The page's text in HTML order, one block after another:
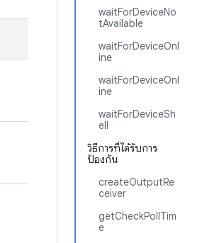
waitForDeviceNo
tAvailable
waitForDeviceOnl
ine
waitForDeviceOnl
ine
waitForDeviceSh
ell
วิธีการที่ได้รับการ
ป้องกัน
createOutputRe
ceiver
getCheckPollTim
e